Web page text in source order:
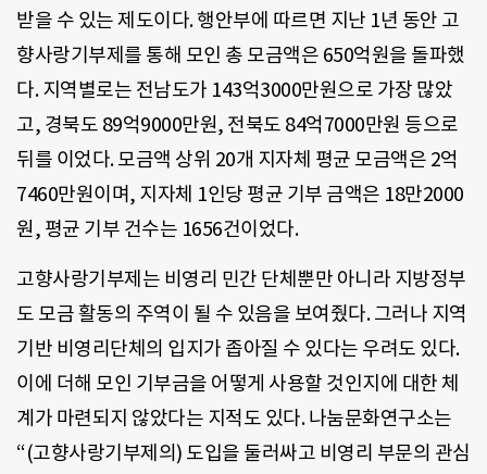
받을 수 있는 제도이다. 행안부에 따르면 지난 1년 동안 고
향사랑기부제를 통해 모인 총 모금액은 650억원을 돌파했
다. 지역별로는 전남도가 143억3000만원으로 가장 많았
고, 경북도 89억9000만원, 전북도 84억7000만원 등으로
뒤를 이었다. 모금액 상위 20개 지자체 평균 모금액은 2억
7460만원이며, 지자체 1인당 평균 기부 금액은 18만2000
원, 평균 기부 건수는 1656건이었다.
고향사랑기부제는 비영리 민간 단체뿐만 아니라 지방정부
도 모금 활동의 주역이 될 수 있음을 보여줬다. 그러나 지역
기반 비영리단체의 입지가 좁아질 수 있다는 우려도 있다.
이에 더해 모인 기부금을 어떻게 사용할 것인지에 대한 체
계가 마련되지 않았다는 지적도 있다. 나눔문화연구소는
“(고향사랑기부제의) 도입을 둘러싸고 비영리 부문의 관심